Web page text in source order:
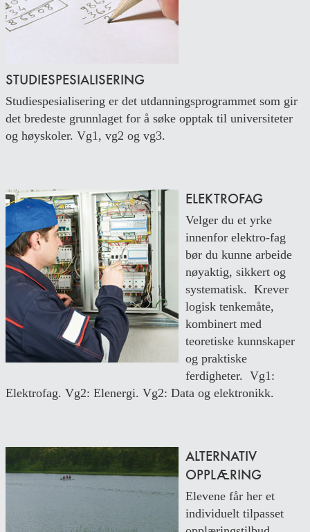
STUDIESPESIALISERING
Studiespesialisering er det utdanningsprogrammet som gir
det bredeste grunnlaget for å søke opptak til universiteter
og høyskoler. Vg1, vg2 og vg3.
ELEKTROFAG
Velger du et yrke
innenfor elektro-fag
bør du kunne arbeide
nøyaktig, sikkert og
systematisk. Krever
logisk tenkemåte,
kombinert med
teoretiske kunnskaper
og praktiske
ferdigheter. Vg1:
Elektrofag. Vg2: Elenergi. Vg2: Data og elektronikk.
ALTERNATIV
OPPLÆRING
Elevene får her et
individuelt tilpasset